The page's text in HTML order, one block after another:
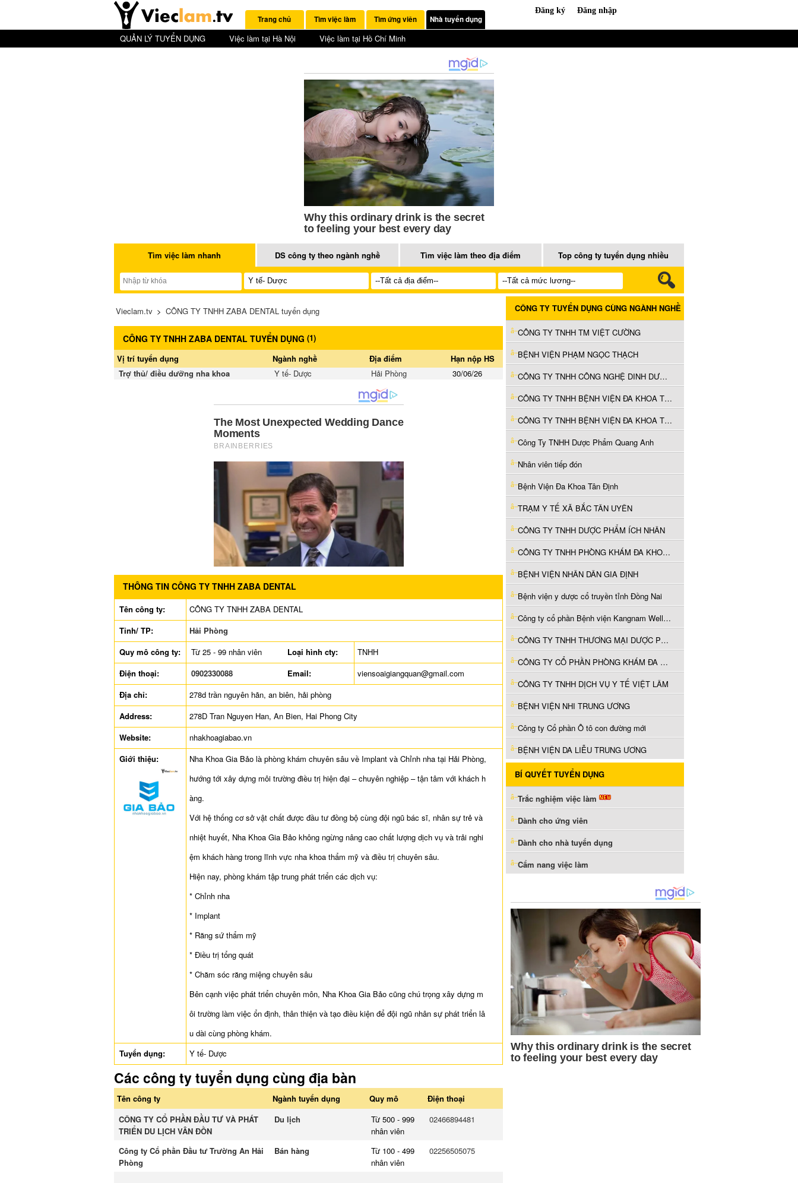
Trang chủ Tìm việc làm Tìm ứng viên Nhà tuyển dụng
QUẢN LÝ TUYỂN DỤNG Việc làm tại Hà Nội Việc làm tại Hồ Chí Minh
Tìm việc làm nhanh DS công ty theo ngành nghề Tìm việc làm theo địa điểm Top công ty tuyển dụng nhiều
Vieclam.tv > CÔNG TY TNHH ZABA DENTAL tuyển dụng
CÔNG TY TNHH ZABA DENTAL TUYỂN DỤNG (1)
Vị trí tuyển dụng
Ngành nghề Địa điểm
Hạn nộp HS
Trợ thủ/ điều dưỡng nha khoa
Y tế- Dược Hải Phòng 30/06/26
THÔNG TIN CÔNG TY TNHH ZABA DENTAL
Tên công ty:
CÔNG TY TNHH ZABA DENTAL
Tỉnh/ TP:
Hải Phòng
Quy mô công ty:
Từ 25 - 99 nhân viên Loại hình cty:
TNHH
Điện thoại:
0902330088 Email:
viensoaigiangquan@gmail.com
Địa chỉ:
278d trần nguyên hãn, an biên, hải phòng
Address:
278D Tran Nguyen Han, An Bien, Hai Phong City
Website:
nhakhoagiabao.vn
Giới thiệu:
Nha Khoa Gia Bảo là phòng khám chuyên sâu về Implant và Chỉnh nha tại Hải Phòng,
hướng tới xây dựng môi trường điều trị hiện đại – chuyên nghiệp – tận tâm với khách h
àng.
Với hệ thống cơ sở vật chất được đầu tư đồng bộ cùng đội ngũ bác sĩ, nhân sự trẻ và
nhiệt huyết, Nha Khoa Gia Bảo không ngừng nâng cao chất lượng dịch vụ và trải nghi
ệm khách hàng trong lĩnh vực nha khoa thẩm mỹ và điều trị chuyên sâu.
Hiện nay, phòng khám tập trung phát triển các dịch vụ:
* Chỉnh nha
* Implant
* Răng sứ thẩm mỹ
* Điều trị tổng quát
* Chăm sóc răng miệng chuyên sâu
Bên cạnh việc phát triển chuyên môn, Nha Khoa Gia Bảo cũng chú trọng xây dựng m
ôi trường làm việc ổn định, thân thiện và tạo điều kiện để đội ngũ nhân sự phát triển lâ
u dài cùng phòng khám.
Tuyển dụng:
Y tế- Dược
Các công ty tuyển dụng cùng địa bàn
Tên công ty Ngành tuyển dụng Quy mô
Điện thoại
CÔNG TY CỔ PHẦN ĐẦU TƯ VÀ PHÁT
TRIỂN DU LỊCH VÂN ĐỒN
Du lịch
Từ 500 - 999
nhân viên
02466894481
Công ty Cổ phần Đầu tư Trường An Hải
Phòng
Bán hàng
Từ 100 - 499
nhân viên
02256505075
CÔNG TY TUYỂN DỤNG CÙNG NGÀNH NGHỀ
CÔNG TY TNHH TM VIỆT CƯỜNG
BỆNH VIỆN PHẠM NGỌC THẠCH
CÔNG TY TNHH CÔNG NGHỆ DINH DƯỠNG WINCO
CÔNG TY TNHH BỆNH VIỆN ĐA KHOA TƯỜNG TÂM SÀI GÒN
CÔNG TY TNHH BỆNH VIỆN ĐA KHOA TƯỜNG TÂM SÀI GÒN
Công Ty TNHH Dược Phẩm Quang Anh
Nhân viên tiếp đón
Bệnh Viện Đa Khoa Tân Định
TRẠM Y TẾ XÃ BẮC TÂN UYÊN
CÔNG TY TNHH DƯỢC PHẨM ÍCH NHÂN
CÔNG TY TNHH PHÒNG KHÁM ĐA KHOA NHƠN TÂM
BỆNH VIỆN NHÂN DÂN GIA ĐỊNH
Bệnh viện y dược cổ truyền tỉnh Đồng Nai
Công ty cổ phần Bệnh viện Kangnam Wellness
CÔNG TY TNHH THƯƠNG MẠI DƯỢC PHẨM TRANG LY
CÔNG TY CỔ PHẦN PHÒNG KHÁM ĐA KHOA TÂM LONG
CÔNG TY TNHH DỊCH VỤ Y TẾ VIỆT LÂM
BỆNH VIỆN NHI TRUNG ƯƠNG
Công ty Cổ phần Ô tô con đường mới
BỆNH VIỆN DA LIỄU TRUNG ƯƠNG
BÍ QUYẾT TUYỂN DỤNG
Trắc nghiệm việc làm
Dành cho ứng viên
Dành cho nhà tuyển dụng
Cẩm nang việc làm